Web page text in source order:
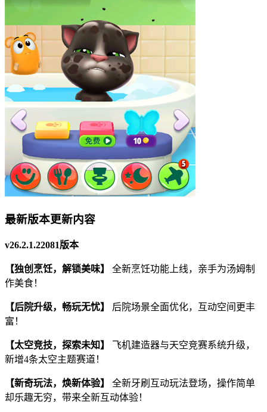
最新版本更新内容
v26.2.1.22081版本
【独创烹饪，解锁美味】
全新烹饪功能上线，亲手为汤姆制
作美食！
【后院升级，畅玩无忧】
后院场景全面优化，互动空间更丰
富！
【太空竞技，探索未知】
飞机建造器与天空竞赛系统升级，
新增4条太空主题赛道！
【新奇玩法，焕新体验】
全新牙刷互动玩法登场，操作简单
却乐趣无穷，带来全新互动体验！